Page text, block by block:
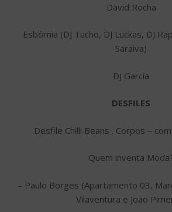
David Rocha
Esbórnia (DJ Tucho, DJ Luckas, DJ
Saraiva)
DJ Garcia
DESFILES
Desfile Chilli Beans . Corpos –
Quem inventa
– Paulo Borges (Apartamento 03,
Vilaventura e João